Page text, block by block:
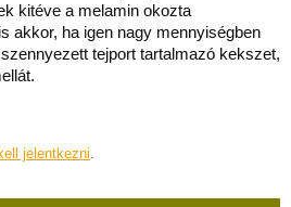
kitéve a melamin okozta
akkor, ha igen nagy mennyiségben
tejport tartalmazó kekszet,
jelentkezni.